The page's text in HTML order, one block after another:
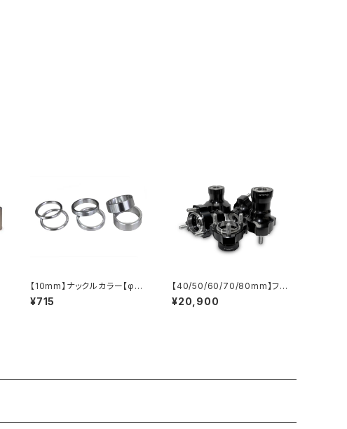
【10mm】ナックルカラー【φ2
5/Φ17】
¥715
【40/50/60/70/80mm】フ
ロントハブ Jr. φ17用
¥20,900